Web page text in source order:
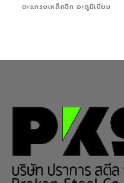
ตะแกรงเหล็กฉีก อะลูมิเนียม